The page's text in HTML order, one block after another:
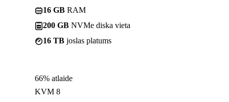
16 GB RAM
200 GB NVMe diska vieta
16 TB joslas platums
66% atlaide
KVM 8